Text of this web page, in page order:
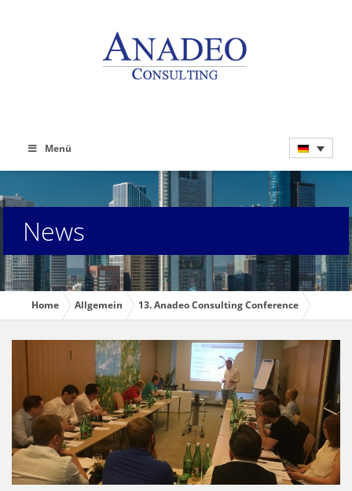
Menü
News
Home Allgemein 13. Anadeo Consulting Conference